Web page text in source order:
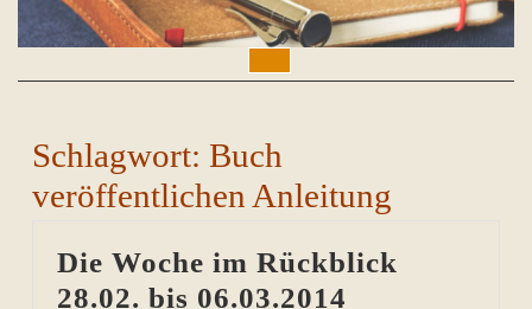
Button
Schlagwort: Buch
veröffentlichen Anleitung
Die Woche im Rückblick
28.02. bis 06.03.2014